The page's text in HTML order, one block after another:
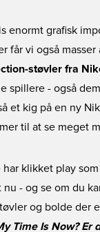
enormt grafisk
får vi også
støvler fra
spillere - også
et kig på en ny
til at se meget
klikket play
- og se om du
og bolde der
Time Is Now? Er